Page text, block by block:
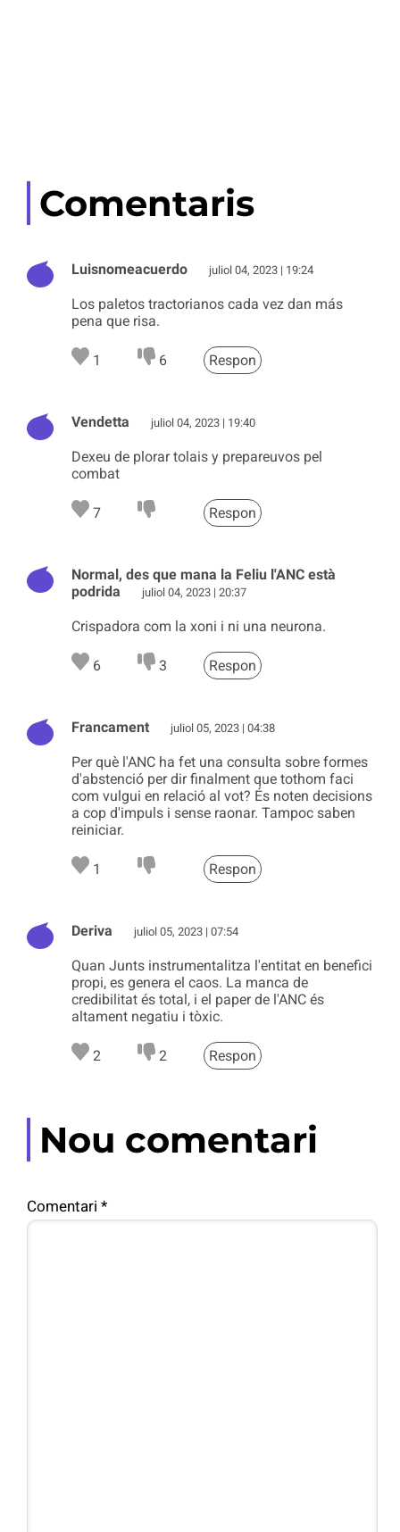
Comentaris
Luisnomeacuerdo juliol 04, 2023 | 19:24
Los paletos tractorianos cada vez dan más
pena que risa.
1 6 Respon
Vendetta juliol 04, 2023 | 19:40
Dexeu de plorar tolais y prepareuvos pel
combat
7 Respon
Normal, des que mana la Feliu l'ANC està
podrida
juliol 04, 2023 | 20:37
Crispadora com la xoni i ni una neurona.
6 3 Respon
Francament juliol 05, 2023 | 04:38
Per què l'ANC ha fet una consulta sobre formes
d'abstenció per dir finalment que tothom faci
com vulgui en relació al vot? És noten decisions
a cop d'impuls i sense raonar. Tampoc saben
reiniciar.
1 Respon
Deriva juliol 05, 2023 | 07:54
Quan Junts instrumentalitza l'entitat en benefici
propi, es genera el caos. La manca de
credibilitat és total, i el paper de l'ANC és
altament negatiu i tòxic.
2 2 Respon
Nou comentari
Comentari *